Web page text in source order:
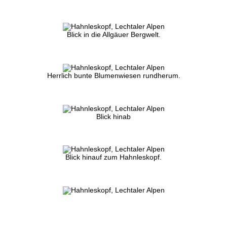
Blick in die Allgäuer Bergwelt.
Herrlich bunte Blumenwiesen rundherum.
Blick hinab
Blick hinauf zum Hahnleskopf.